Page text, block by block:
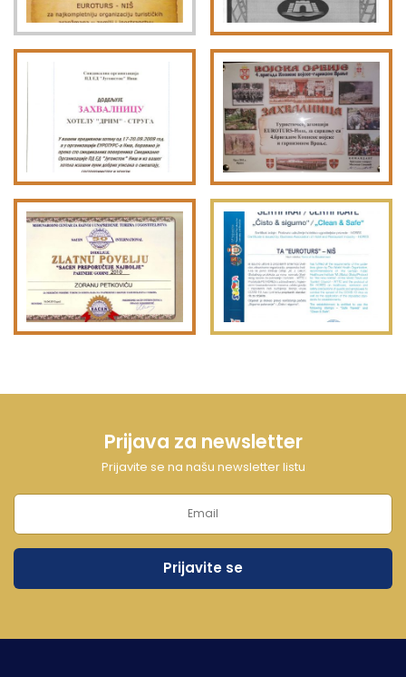
Prijava za newsletter
Prijavite se na našu newsletter listu
Lukovska Banja